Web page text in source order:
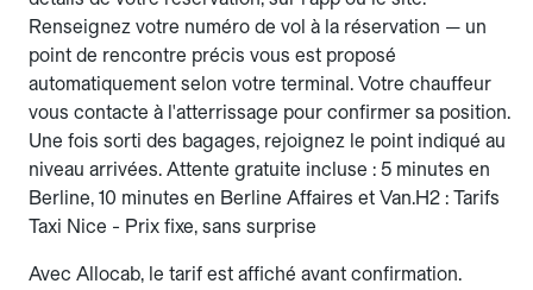
Renseignez votre numéro de vol à la réservation — un
point de rencontre précis vous est proposé
automatiquement selon votre terminal. Votre chauffeur
vous contacte à l'atterrissage pour confirmer sa position.
Une fois sorti des bagages, rejoignez le point indiqué au
niveau arrivées. Attente gratuite incluse : 5 minutes en
Berline, 10 minutes en Berline Affaires et Van.H2 : Tarifs
Taxi Nice - Prix fixe, sans surprise
Avec Allocab, le tarif est affiché avant confirmation.